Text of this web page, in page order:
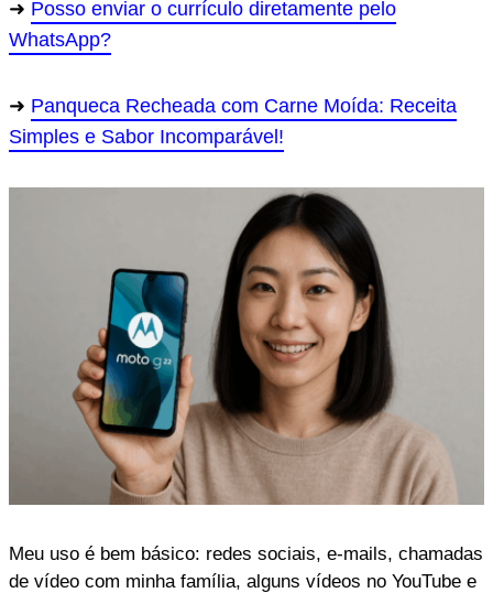
Posso enviar o currículo diretamente pelo
WhatsApp?
Panqueca Recheada com Carne Moída: Receita
Simples e Sabor Incomparável!
Meu uso é bem básico: redes sociais, e-mails, chamadas
de vídeo com minha família, alguns vídeos no YouTube e